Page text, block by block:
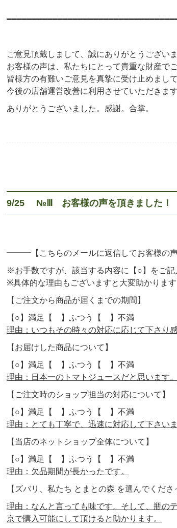
ご意見頂戴しまして、誠にありがとうございま
お客様の声は、私たちにとって貴重な財産でご
皆様方の有難いご意見を真摯に受け止めまして
今後の店舗運営改善に利用させていただきます
ありがとうございました。感謝。合掌。
9/25 №Ⅲ お客様の声を頂きました！
━━━【こちらのメールに返信してお客様
※お手数ですが、該当する内容に【○】をご記
※具体的な理由もございますと大変助かります
【ご注文から商品が届くまでの期間】
【○】満足【 】ふつう【 】不満
理由：いつもその時々の対応に応じて下さり
【お届けした商品について】
【○】満足【 】ふつう【 】不満
理由：日本一のトマトジュースだと思います。
【ご注文時のショップ担当の対応について】
【○】満足【 】ふつう【 】不満
理由：とても丁寧で、迅速に対応して下さい
【当店のネットショップ全体について】
【○】満足【 】ふつう【 】不満
理由：欠品期間が長かったです。
【ズバリ、私たち とまとの森 を選んでくださ
理由：なんと言っても味です。そして、瓶の
京で購入可能にして頂けると助かります。